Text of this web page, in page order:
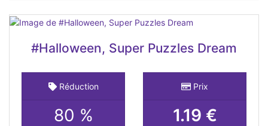
#Halloween, Super Puzzles Dream
Réduction
80 %
Prix
1.19 €